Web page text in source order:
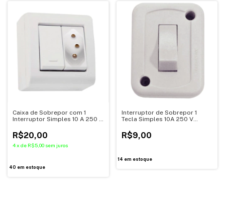
Caixa de Sobrepor com 1
Interruptor Simples 10 A 250 V
Tramontina
R$20,00
4x de R$5,00 sem juros
40 em estoque
Interruptor de Sobrepor 1
Tecla Simples 10A 250 V
R$9,00
14 em estoque